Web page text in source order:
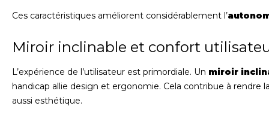
Ces caractéristiques améliorent considérablement l’
Miroir inclinable et confort
L’expérience de l’utilisateur est primordiale. Un miroir
handicap allie design et ergonomie. Cela contribue à rendre
aussi esthétique.